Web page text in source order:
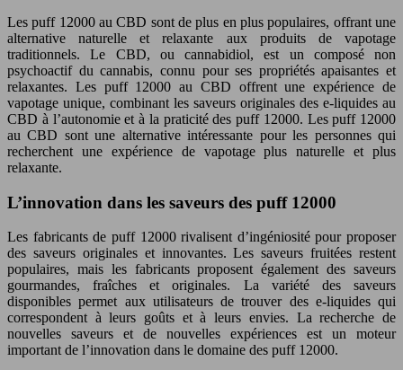
Les puff 12000 au CBD sont de plus en plus populaires, offrant une
alternative naturelle et relaxante aux produits de vapotage
traditionnels. Le CBD, ou cannabidiol, est un composé non
psychoactif du cannabis, connu pour ses propriétés apaisantes et
relaxantes. Les puff 12000 au CBD offrent une expérience de
vapotage unique, combinant les saveurs originales des e-liquides au
CBD à l’autonomie et à la praticité des puff 12000. Les puff 12000
au CBD sont une alternative intéressante pour les personnes qui
recherchent une expérience de vapotage plus naturelle et plus
relaxante.
L’innovation dans les saveurs des puff 12000
Les fabricants de puff 12000 rivalisent d’ingéniosité pour proposer
des saveurs originales et innovantes. Les saveurs fruitées restent
populaires, mais les fabricants proposent également des saveurs
gourmandes, fraîches et originales. La variété des saveurs
disponibles permet aux utilisateurs de trouver des e-liquides qui
correspondent à leurs goûts et à leurs envies. La recherche de
nouvelles saveurs et de nouvelles expériences est un moteur
important de l’innovation dans le domaine des puff 12000.